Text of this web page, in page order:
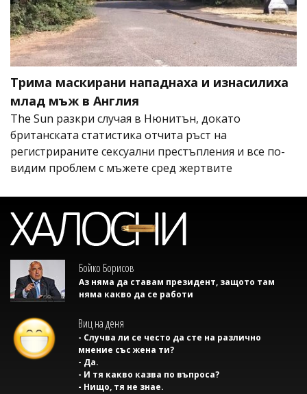
Трима маскирани нападнаха и изнасилиха
млад мъж в Англия
The Sun разкри случая в Нюнитън, докато
британската статистика отчита ръст на
регистрираните сексуални престъпления и все по-
видим проблем с мъжете сред жертвите
Бойко Борисов
Аз няма да ставам президент, защото там
няма какво да се работи
Виц на деня
- Случва ли се често да сте на различно
мнение със жена ти?
- Да.
- И тя какво казва по въпроса?
- Нищо, тя не знае.